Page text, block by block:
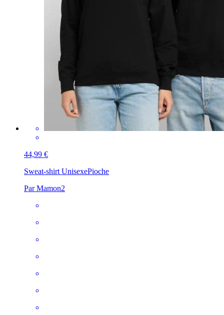
44,99 €
Sweat-shirt UnisexePioche
Par Mamon2